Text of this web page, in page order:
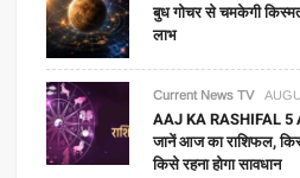
बुध गोचर से चमकेगी
लाभ
Current News TV
AAJ KA RASHIFAL 5
जानें आज का राशिफल,
किसे रहना होगा सावधान